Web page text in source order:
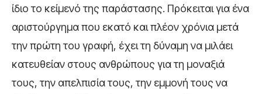
ίδιο το κείμενό της παράστασης. Πρόκειται για ένα
αριστούργημα που εκατό και πλέον χρόνια μετά
την πρώτη του γραφή, έχει τη δύναμη να μιλάει
κατευθείαν στους ανθρώπους για τη μοναξιά
τους, την απελπισία τους, την εμμονή τους να